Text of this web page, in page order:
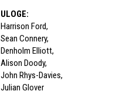
ULOGE:
Harrison Ford,
Sean Connery,
Denholm Elliott,
Alison Doody,
John Rhys-Davies,
Julian Glover